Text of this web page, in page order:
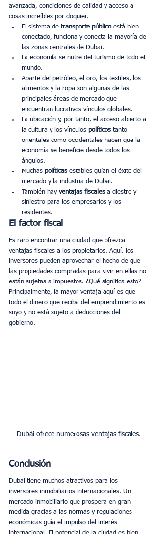
avanzada, condiciones de calidad y acceso a
cosas increíbles por doquier.
El sistema de transporte público está bien
conectado, funciona y conecta la mayoría de
las zonas centrales de Dubai.
La economía se nutre del turismo de todo el
mundo.
Aparte del petróleo, el oro, los textiles, los
alimentos y la ropa son algunas de las
principales áreas de mercado que
encuentran lucrativos vínculos globales.
La ubicación y, por tanto, el acceso abierto a
la cultura y los vínculos políticos tanto
orientales como occidentales hacen que la
economía se beneficie desde todos los
ángulos.
Muchas políticas estables guían el éxito del
mercado y la industria de Dubai.
También hay ventajas fiscales a diestro y
siniestro para los empresarios y los
residentes.
El factor fiscal
Es raro encontrar una ciudad que ofrezca
ventajas fiscales a los propietarios. Aquí, los
inversores pueden aprovechar el hecho de que
las propiedades compradas para vivir en ellas no
están sujetas a impuestos. ¿Qué significa esto?
Principalmente, la mayor ventaja aquí es que
todo el dinero que reciba del emprendimiento es
suyo y no está sujeto a deducciones del
gobierno.
Dubái ofrece numerosas ventajas fiscales.
Conclusión
Dubai tiene muchos atractivos para los
inversores inmobiliarios internacionales. Un
mercado inmobiliario que prospera en gran
medida gracias a las normas y regulaciones
económicas guía el impulso del interés
internacional. El potencial de la ciudad es bien